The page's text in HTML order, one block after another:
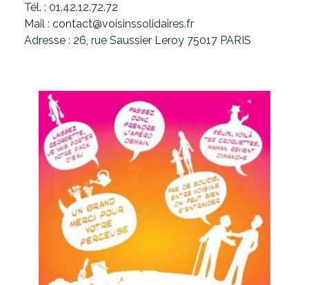
Tél. : 01.42.12.72.72
Mail : contact@voisinssolidaires.fr
Adresse : 26, rue Saussier Leroy 75017 PARIS